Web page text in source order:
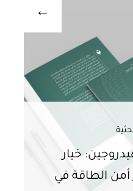
خيار
أمن الطاقة في